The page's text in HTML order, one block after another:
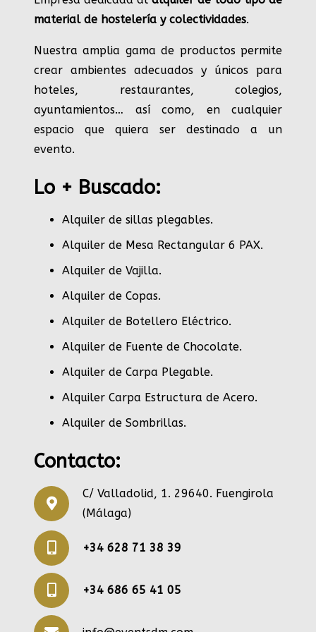
material de hostelería y colectividades.
Nuestra amplia gama de productos permite
crear ambientes adecuados y únicos para
hoteles, restaurantes, colegios,
ayuntamientos… así como, en cualquier
espacio que quiera ser destinado a un
evento.
Lo + Buscado:
Alquiler de sillas plegables.
Alquiler de Mesa Rectangular 6 PAX.
Alquiler de Vajilla.
Alquiler de Copas.
Alquiler de Botellero Eléctrico.
Alquiler de Fuente de Chocolate.
Alquiler de Carpa Plegable.
Alquiler Carpa Estructura de Acero.
Alquiler de Sombrillas.
Contacto:
C/ Valladolid, 1. 29640. Fuengirola
(Málaga)
+34 628 71 38 39
+34 686 65 41 05